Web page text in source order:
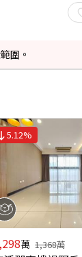
圍。
5.12%
萬 1,368萬